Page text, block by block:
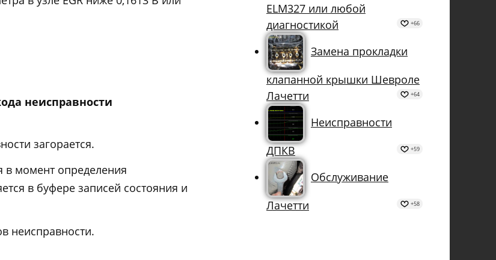
неисправности
загорается.
в момент определения
в буфере записей состояния и
неисправности.
ELM327 или любой
диагностикой
+66
Замена прокладки
клапанной крышки Шевроле
Лачетти
+64
Неисправности
ДПКВ
+59
Обслуживание
Лачетти
+58